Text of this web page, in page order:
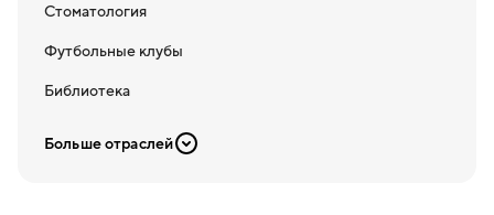
Стоматология
Футбольные клубы
Библиотека
Больше отраслей